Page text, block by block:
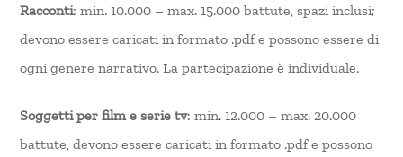
Racconti: min. 10.000 – max. 15.000 battute, spazi inclusi;
devono essere caricati in formato .pdf e possono essere di
ogni genere narrativo. La partecipazione è individuale.
Soggetti per film e serie tv: min. 12.000 – max. 20.000
battute, devono essere caricati in formato .pdf e possono